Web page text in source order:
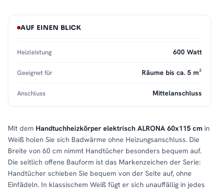
Mit dem Handtuchheizkörper elektrisch ALRONA 60x115 cm in
Weiß holen Sie sich Badwärme ohne Heizungsanschluss. Die
Breite von 60 cm nimmt Handtücher besonders bequem auf.
Die seitlich offene Bauform ist das Markenzeichen der Serie:
Handtücher schieben Sie bequem von der Seite auf, ohne
Einfädeln. In klassischem Weiß fügt er sich unauffällig in jedes
AUF EINEN BLICK
Heizleistung 600 Watt
Geeignet für Räume bis ca. 5 m²
Anschluss Mittelanschluss